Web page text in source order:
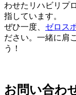
わせたリハビリプ
指しています。
ぜひ一度、 ゼロス
ださい。一緒に肩
う！
お問い合わ